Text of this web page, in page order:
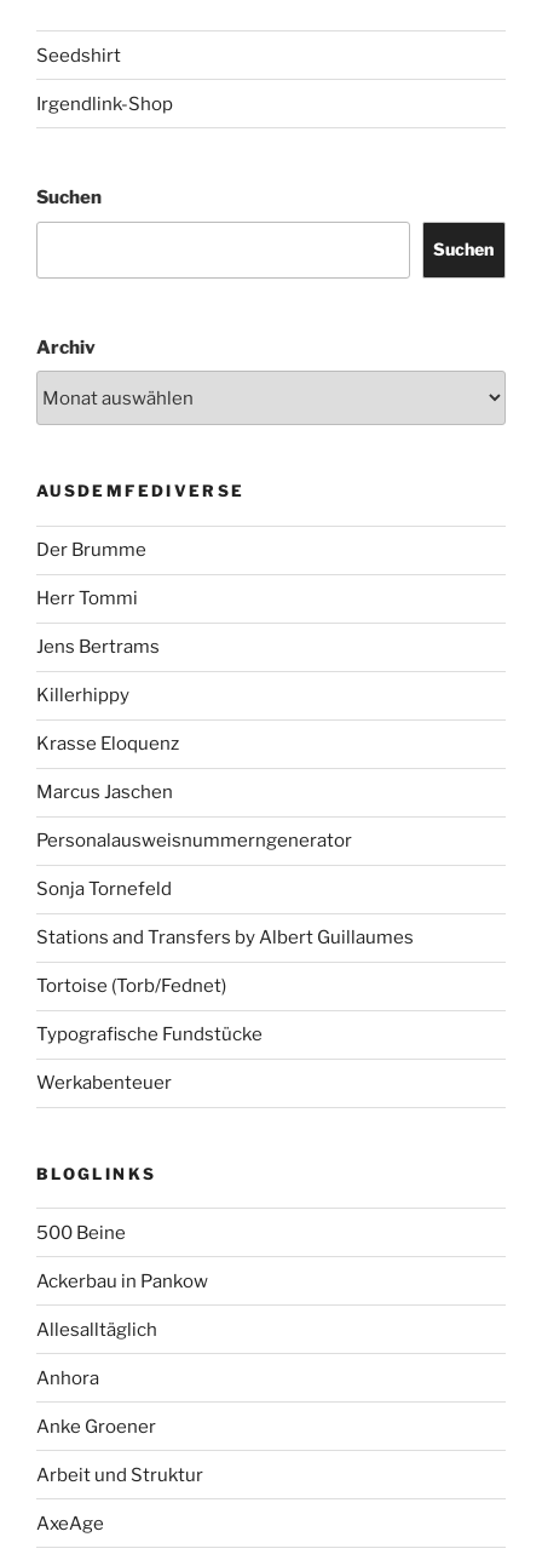
Seedshirt
Irgendlink-Shop
Suchen
Suchen
Archiv
AUSDEMFEDIVERSE
Der Brumme
Herr Tommi
Jens Bertrams
Killerhippy
Krasse Eloquenz
Marcus Jaschen
Personalausweisnummerngenerator
Sonja Tornefeld
Stations and Transfers by Albert Guillaumes
Tortoise (Torb/Fednet)
Typografische Fundstücke
Werkabenteuer
BLOGLINKS
500 Beine
Ackerbau in Pankow
Allesalltäglich
Anhora
Anke Groener
Arbeit und Struktur
AxeAge